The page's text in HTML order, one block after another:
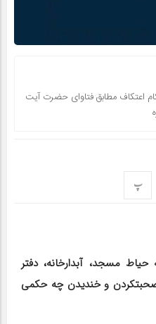
اعتکاف مطابق فتاوای حضرت آیت
پ
مسجد، آبدارخانه، دفتر
مسجد و دیگر قسمت ‎ها و نیز صحبت‎کردن و خندیدن چه حکمی